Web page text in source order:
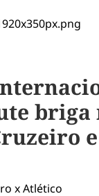
briga